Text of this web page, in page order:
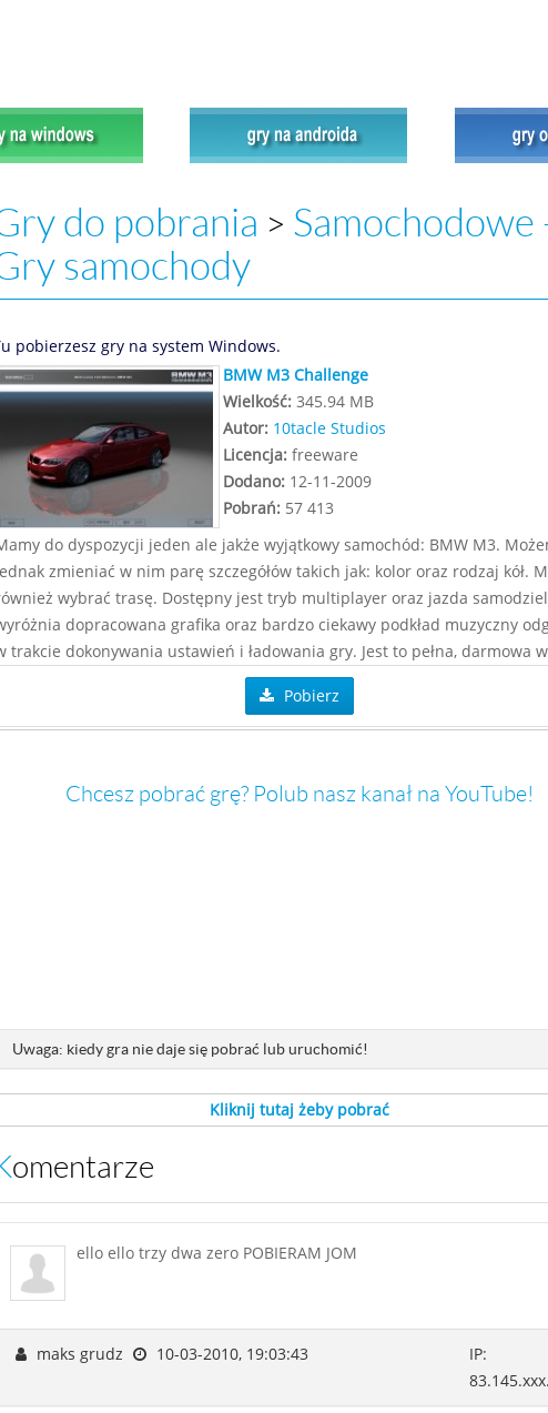
do pobrania > Samochodowe
samochody
pobierzesz gry na system Windows.
BMW M3 Challenge
Wielkość:345.94 MB
Autor: 10tacle Studios
Licencja:freeware
Dodano:12-11-2009
Pobrań:57 413
do dyspozycji jeden ale jakże wyjątkowy samochód: BMW M3.
zmieniać w nim parę szczegółów takich jak: kolor oraz rodzaj kół.
wybrać trasę. Dostępny jest tryb multiplayer oraz jazda
dopracowana grafika oraz bardzo ciekawy podkład muzyczny
trakcie dokonywania ustawień i ładowania gry. Jest to pełna, darmowa
Pobierz
Chcesz pobrać grę? Polub nasz kanał na YouTube!
Uwaga: kiedy gra nie daje się pobrać lub uruchomić!
Kliknij tutaj żeby pobrać
Komentarze
ello ello trzy dwa zero POBIERAM JOM
maks grudz 10-03-2010, 19:03:43
IP: